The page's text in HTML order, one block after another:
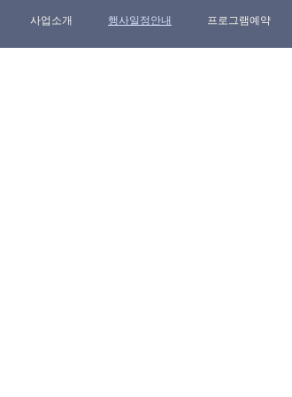
사업소개 행사일정안내 프로그램예약